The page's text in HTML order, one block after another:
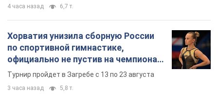
4 часа назад 6,7 т.
Хорватия унизила сборную России
по спортивной гимнастике,
официально не пустив на чемпионат
Европы основных спортсменов
Турнир пройдет в Загребе с 13 по 23 августа
3 часа назад 5,8 т.